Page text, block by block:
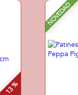
- 13 %
NOVEDAD